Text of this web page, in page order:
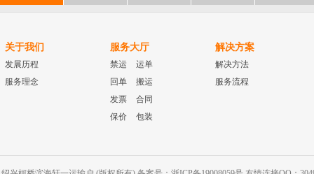
关于我们
发展历程
服务理念
服务大厅
禁运
运单
回单
搬运
发票
合同
保价
包装
解决方案
解决方法
服务流程